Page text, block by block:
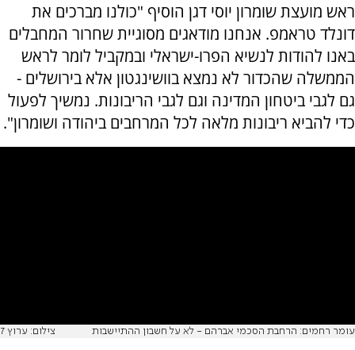
ראש מועצת שומרון יוסי דגן הוסיף "כולנו מברכים את
דונלד טראמפ. אנחנו מודאגים מסוגיית שחרור המחבלים
באנו להודות לנשיא הפרו-ישראלי ובמקביל לומר לראש
הממשלה שהכדור לא נמצא בוושינגטון אלא בירושלים -
גם לגבי ביטחון המדינה וגם לגבי הריבונות. נמשיך לפעול
כדי להביא ריבונות מלאה לכל המרחבים ביהודה ושומרון".
עומר רחמים: הרחבת הסכמי אברהם - לא על חשבון ההתיישבות צילום: ערוץ 7